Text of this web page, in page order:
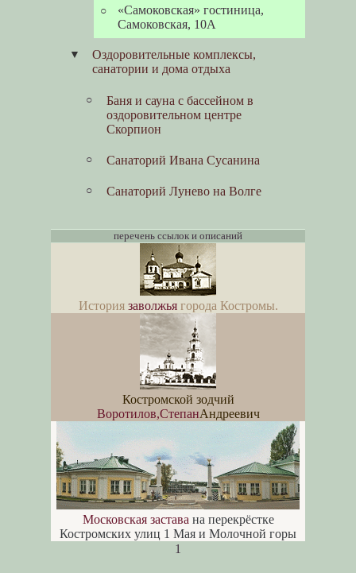
«Самоковская» гостиница,
Самоковская, 10А
Оздоровительные комплексы,
санатории и дома отдыха
Баня и сауна с бассейном в
оздоровительном центре
Скорпион
Санаторий Ивана Сусанина
Санаторий Лунево на Волге
перечень ссылок и описаний
История заволжья города Костромы.
Костромской зодчий
Воротилов,СтепанАндреевич
Московская застава на перекрёстке
Костромских улиц 1 Мая и Молочной горы
1